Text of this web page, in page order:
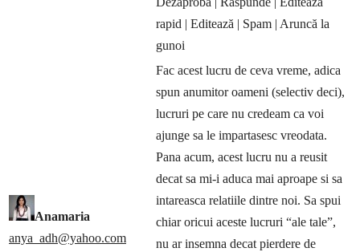
rapid | Editează | Spam | Aruncă la
gunoi
Anamaria
anya_adh@yahoo.com
Fac acest lucru de ceva vreme, adica
spun anumitor oameni (selectiv deci),
lucruri pe care nu credeam ca voi
ajunge sa le impartasesc vreodata.
Pana acum, acest lucru nu a reusit
decat sa mi-i aduca mai aproape si sa
intareasca relatiile dintre noi. Sa spui
chiar oricui aceste lucruri “ale tale”,
nu ar insemna decat pierdere de